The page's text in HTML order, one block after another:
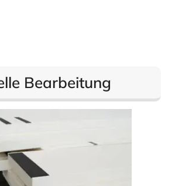
Bearbeitung